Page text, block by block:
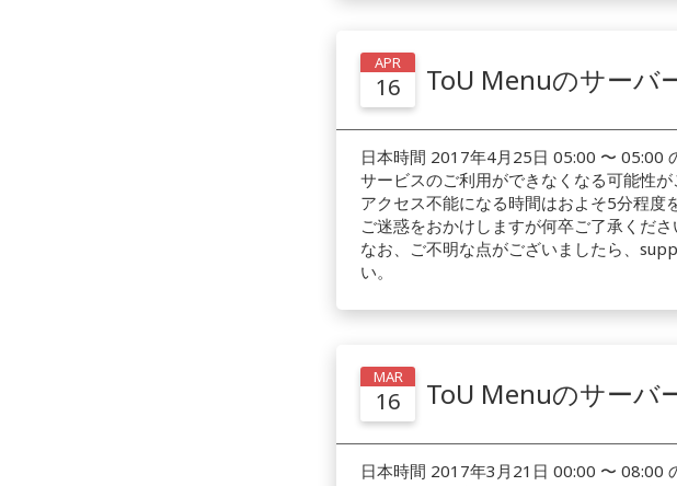
APR
16 ToU Menuのサーバ
日本時間 2017年4月25日 05:00 〜 05:00
サービスのご利用ができなくなる可能性が
アクセス不能になる時間はおよそ5分程度
ご迷惑をおかけしますが何卒ご了承くださ
なお、ご不明な点がございましたら、
い。
MAR
16 ToU Menuのサーバ
日本時間 2017年3月21日 00:00 〜 08:00